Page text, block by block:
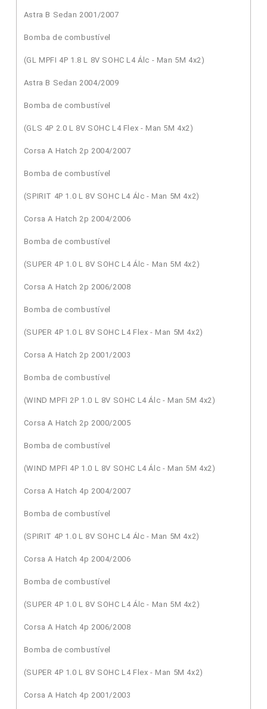
Astra B Sedan 2001/2007
Bomba de combustível
(GL MPFI 4P 1.8 L 8V SOHC L4 Álc - Man 5M 4x2)
Astra B Sedan 2004/2009
Bomba de combustível
(GLS 4P 2.0 L 8V SOHC L4 Flex - Man 5M 4x2)
Corsa A Hatch 2p 2004/2007
Bomba de combustível
(SPIRIT 4P 1.0 L 8V SOHC L4 Álc - Man 5M 4x2)
Corsa A Hatch 2p 2004/2006
Bomba de combustível
(SUPER 4P 1.0 L 8V SOHC L4 Álc - Man 5M 4x2)
Corsa A Hatch 2p 2006/2008
Bomba de combustível
(SUPER 4P 1.0 L 8V SOHC L4 Flex - Man 5M 4x2)
Corsa A Hatch 2p 2001/2003
Bomba de combustível
(WIND MPFI 2P 1.0 L 8V SOHC L4 Álc - Man 5M 4x2)
Corsa A Hatch 2p 2000/2005
Bomba de combustível
(WIND MPFI 4P 1.0 L 8V SOHC L4 Álc - Man 5M 4x2)
Corsa A Hatch 4p 2004/2007
Bomba de combustível
(SPIRIT 4P 1.0 L 8V SOHC L4 Álc - Man 5M 4x2)
Corsa A Hatch 4p 2004/2006
Bomba de combustível
(SUPER 4P 1.0 L 8V SOHC L4 Álc - Man 5M 4x2)
Corsa A Hatch 4p 2006/2008
Bomba de combustível
(SUPER 4P 1.0 L 8V SOHC L4 Flex - Man 5M 4x2)
Corsa A Hatch 4p 2001/2003